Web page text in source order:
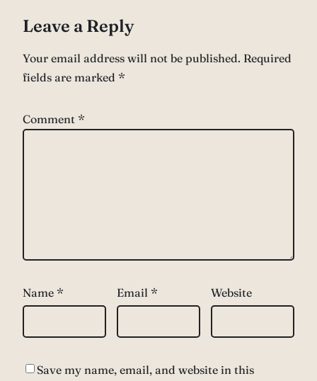
Leave a Reply
Your email address will not be published. Required
fields are marked *
Comment *
Name * Email * Website
Save my name, email, and website in this